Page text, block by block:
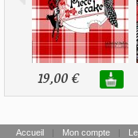
19,00 €
Accueil | Mon compte |